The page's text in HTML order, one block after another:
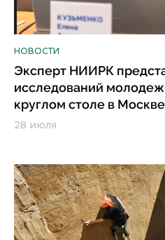
НОВОСТИ
Эксперт НИИРК
исследований
круглом столе в Москве
28 июля